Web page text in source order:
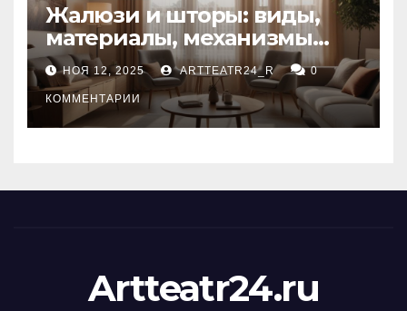
Жалюзи и шторы: виды,
материалы, механизмы
управления и уход
НОЯ 12, 2025 ARTTEATR24_R 0
КОММЕНТАРИИ
Artteatr24.ru